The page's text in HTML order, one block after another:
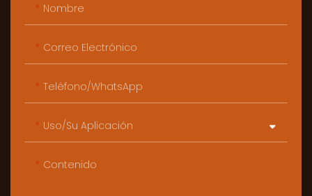
Nombre
Correo Electrónico
Teléfono/WhatsApp
Uso/Su Aplicación
Contenido